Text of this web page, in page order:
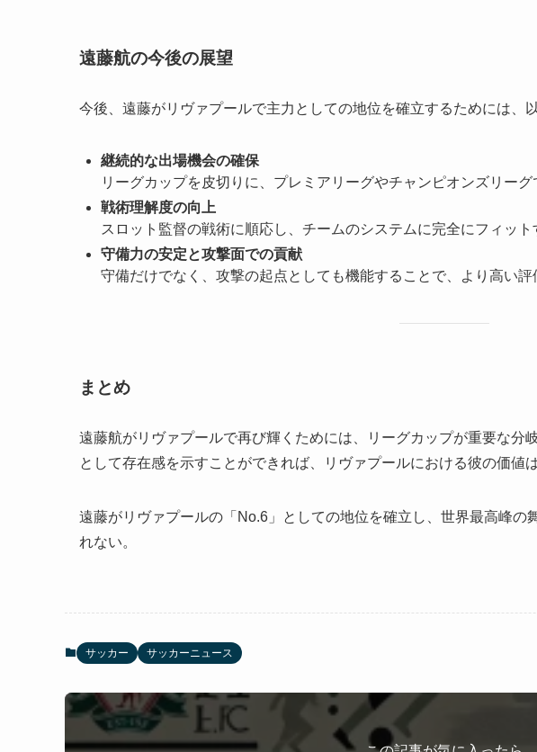
遠藤航の今後の展望
今後、遠藤がリヴァプールで主力としての地位を確立するためには、
継続的な出場機会の確保
リーグカップを皮切りに、プレミアリーグやチャンピオンズリーグ
戦術理解度の向上
スロット監督の戦術に順応し、チームのシステムに完全にフィット
守備力の安定と攻撃面での貢献
守備だけでなく、攻撃の起点としても機能することで、より高い評
まとめ
遠藤航がリヴァプールで再び輝くためには、リーグカップが重要な分
として存在感を示すことができれば、リヴァプールにおける彼の価値
遠藤がリヴァプールの「No.6」としての地位を確立し、世界最高峰の
れない。
サッカー サッカーニュース